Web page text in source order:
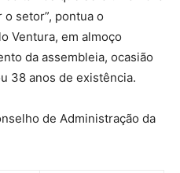
setor”, pontua o
Ventura, em almoço
da assembleia, ocasião
38 anos de existência.
de Administração da